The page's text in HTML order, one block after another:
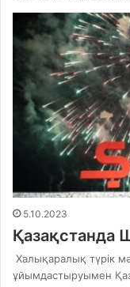
5.10.2023
Қазақстанда
Халықаралық түрік
ұйымдастыруымен